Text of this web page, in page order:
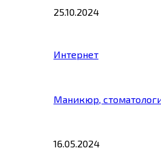
25.10.2024
Интернет
Маникюр,
16.05.2024